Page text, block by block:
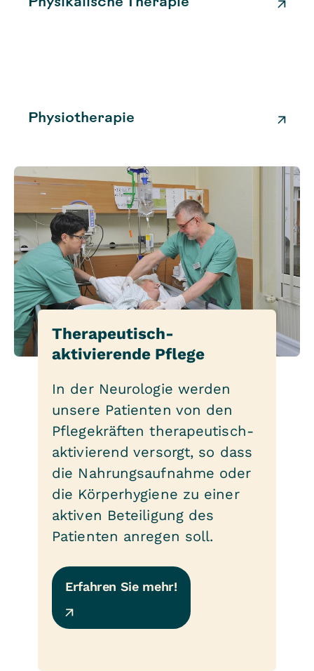
Physiotherapie
Therapeutisch-
aktivierende Pflege
In der Neurologie werden
unsere Patienten von den
Pflegekräften therapeutisch-
aktivierend versorgt, so dass
die Nahrungsaufnahme oder
die Körperhygiene zu einer
aktiven Beteiligung des
Patienten anregen soll.
Erfahren Sie mehr!